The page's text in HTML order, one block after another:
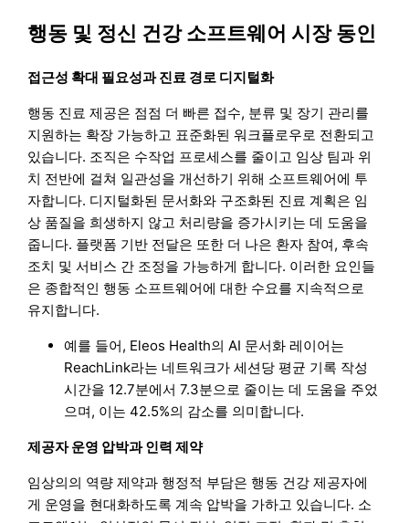
행동 및 정신 건강 소프트웨어 시장 동인
접근성 확대 필요성과 진료 경로 디지털화
행동 진료 제공은 점점 더 빠른 접수, 분류 및 장기 관리를
지원하는 확장 가능하고 표준화된 워크플로우로 전환되고
있습니다. 조직은 수작업 프로세스를 줄이고 임상 팀과 위
치 전반에 걸쳐 일관성을 개선하기 위해 소프트웨어에 투
자합니다. 디지털화된 문서화와 구조화된 진료 계획은 임
상 품질을 희생하지 않고 처리량을 증가시키는 데 도움을
줍니다. 플랫폼 기반 전달은 또한 더 나은 환자 참여, 후속
조치 및 서비스 간 조정을 가능하게 합니다. 이러한 요인들
은 종합적인 행동 소프트웨어에 대한 수요를 지속적으로
유지합니다.
예를 들어, Eleos Health의 AI 문서화 레이어는
ReachLink라는 네트워크가 세션당 평균 기록 작성
시간을 12.7분에서 7.3분으로 줄이는 데 도움을 주었
으며, 이는 42.5%의 감소를 의미합니다.
제공자 운영 압박과 인력 제약
임상의의 역량 제약과 행정적 부담은 행동 건강 제공자에
게 운영을 현대화하도록 계속 압박을 가하고 있습니다. 소